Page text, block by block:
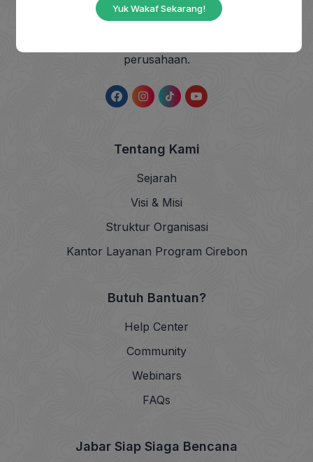
dhuafa dengan mendayagunakan zakat, infak,
sedekah dan wakaf (ZISWAF) serta dana sosial
perusahaan.
Tentang Kami
Sejarah
Visi & Misi
Struktur Organisasi
Kantor Layanan Program Cirebon
Butuh Bantuan?
Help Center
Community
Webinars
FAQs
Jabar Siap Siaga Bencana
Yuk Wakaf Sekarang!